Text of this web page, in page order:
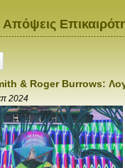
& Roger Burrows:
2024